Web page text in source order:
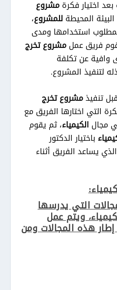
بعد اختيار فكرةمشروع
المحيطةللمشروع،
استخدامها ومدى
فريق عملمشروع تخرج
وافية عن تكلفة
لتنفيذ المشروع.
تنفيذمشروع تخرج
التي اختارها الفريق مع
مجال الكيمياء، ثم يقوم
باختيار الدكتور
يساعد الفريق أثناء
التي يدرسها
ويتم عمل
هذه المجالات ومن